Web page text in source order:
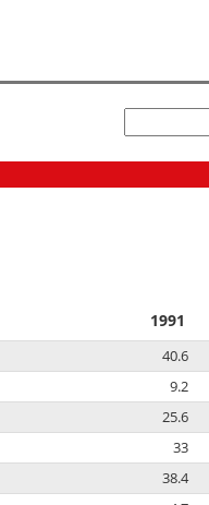
1991
40.6
9.2
25.6
33
38.4